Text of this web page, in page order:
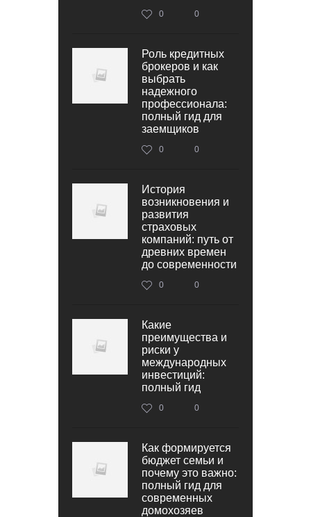
0 0
Роль кредитных
брокеров и как
выбрать
надежного
профессионала:
полный гид для
заемщиков
0 0
История
возникновения и
развития
страховых
компаний: путь от
древних времен
до современности
0 0
Какие
преимущества и
риски у
международных
инвестиций:
полный гид
0 0
Как формируется
бюджет семьи и
почему это важно:
полный гид для
современных
домохозяев